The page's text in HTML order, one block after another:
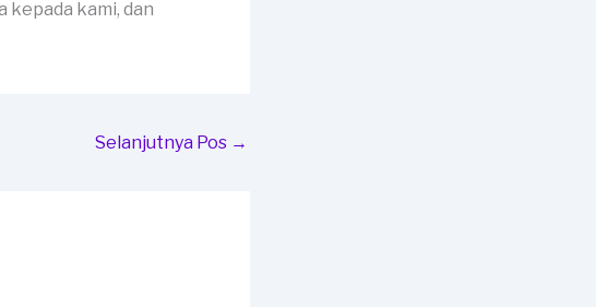
kepada kami, dan
Selanjutnya Pos →